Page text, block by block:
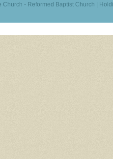
- Reformed Baptist Church |